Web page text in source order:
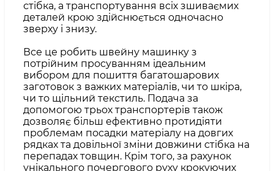
стібка, а транспортування всіх зшиваємих
деталей крою здійснюється одночасно
зверху і знизу.
Все це робить швейну машинку з
потрійним просуванням ідеальним
вибором для пошиття багатошарових
заготовок з важких матеріалів, чи то шкіра,
чи то щільний текстиль. Подача за
допомогою трьох транспортерів також
дозволяє більш ефективно протидіяти
проблемам посадки матеріалу на довгих
рядках та довільної зміни довжини стібка на
перепадах товщин. Крім того, за рахунок
унікального почергового руху крокуючих